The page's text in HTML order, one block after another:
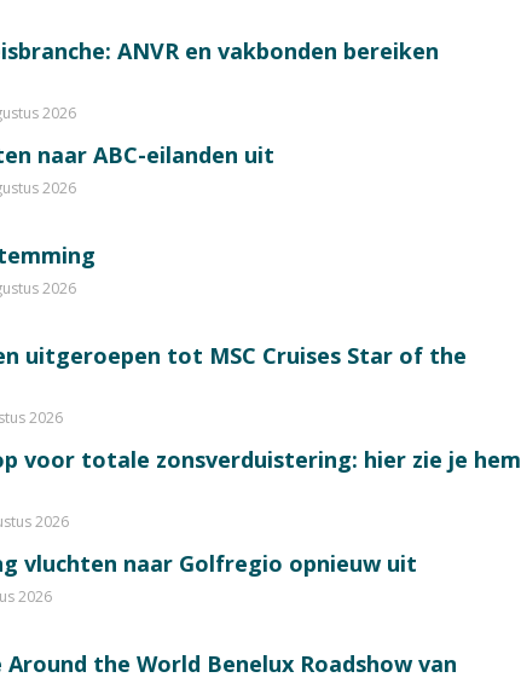
ANVR en vakbonden bereiken
2026
naar ABC-eilanden uit
2026
2026
uitgeroepen tot MSC Cruises Star of the
2026
voor totale zonsverduistering: hier zie je hem
2026
vluchten naar Golfregio opnieuw uit
2026
the World Benelux Roadshow van